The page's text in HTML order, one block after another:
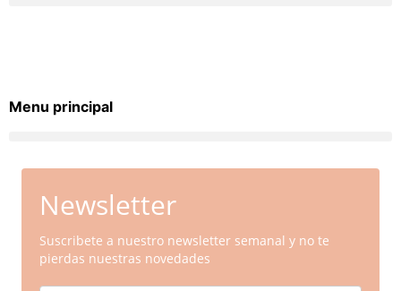
Menu principal
Newsletter
Suscribete a nuestro newsletter semanal y no te
pierdas nuestras novedades